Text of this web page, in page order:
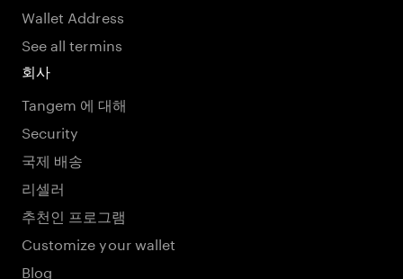
Wallet Address
See all termins
회사
Tangem 에 대해
Security
국제 배송
리셀러
추천인 프로그램
Customize your wallet
Blog